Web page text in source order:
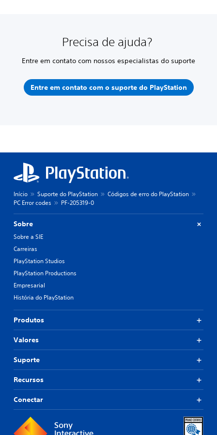
Precisa de ajuda?
Entre em contato com nossos especialistas do suporte
Entre em contato com o suporte do PlayStation
Início Suporte do PlayStation
Códigos de erro do PlayStation
PC Error codes
PF-205319-0
Sobre
Sobre a SIE
Carreiras
PlayStation Studios
PlayStation Productions
Empresarial
História do PlayStation
Produtos
Valores
Suporte
Recursos
Conectar